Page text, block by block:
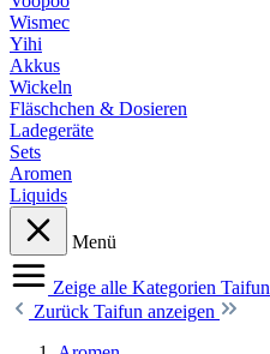
Wismec
Yihi
Akkus
Wickeln
Fläschchen & Dosieren
Ladegeräte
Sets
Aromen
Liquids
Menü
Zeige alle Kategorien Taifun
Zurück Taifun anzeigen